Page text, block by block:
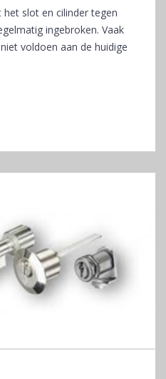
het slot en cilinder tegen
ingebroken. Vaak
voldoen aan de huidige